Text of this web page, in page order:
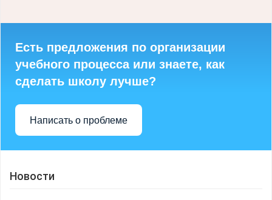
Есть предложения по организации
учебного процесса или знаете, как
сделать школу лучше?
Написать о проблеме
Новости